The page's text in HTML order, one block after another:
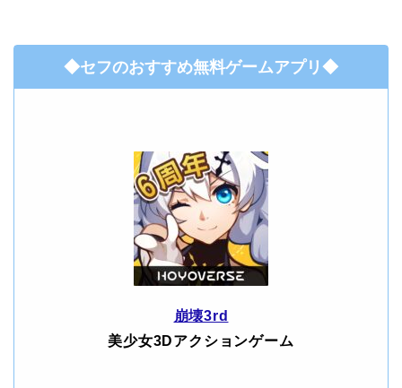
◆セフのおすすめ無料ゲームアプリ◆
崩壊3rd
美少女3Dアクションゲーム